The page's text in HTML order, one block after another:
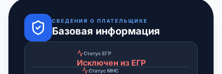
СВЕДЕНИЯ О ПЛАТЕЛЬЩИКЕ
Базовая информация
Статус ЕГР
Исключен из ЕГР
Статус МНС